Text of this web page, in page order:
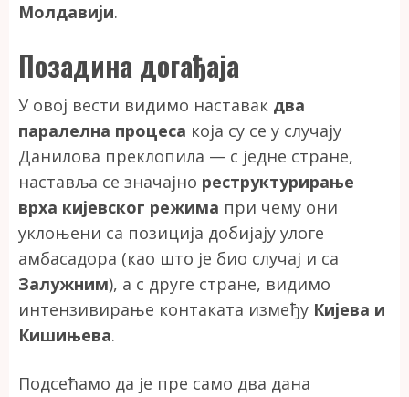
Молдавији.
Позадина догађаја
У овој вести видимо наставак два
паралелна процеса која су се у случају
Данилова преклопила — с једне стране,
наставља се значајно реструктурирање
врха кијевског режима при чему они
уклоњени са позиција добијају улоге
амбасадора (као што је био случај и са
Залужним), а с друге стране, видимо
интензивирање контаката између Кијева и
Кишињева.
Подсећамо да је пре само два дана